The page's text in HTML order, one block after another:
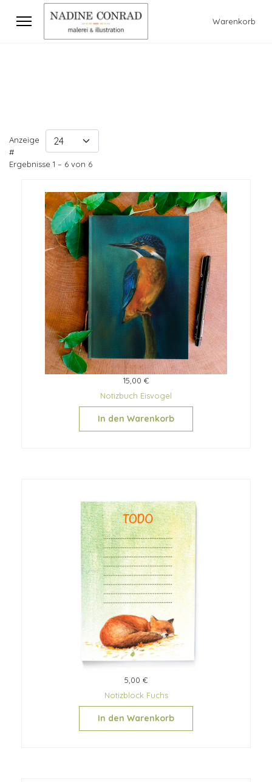
Warenkorb
Anzeige
#
Ergebnisse 1 – 6 von 6
15,00 €
Notizbuch Eisvogel
In den Warenkorb
5,00 €
Notizblock Fuchs
In den Warenkorb